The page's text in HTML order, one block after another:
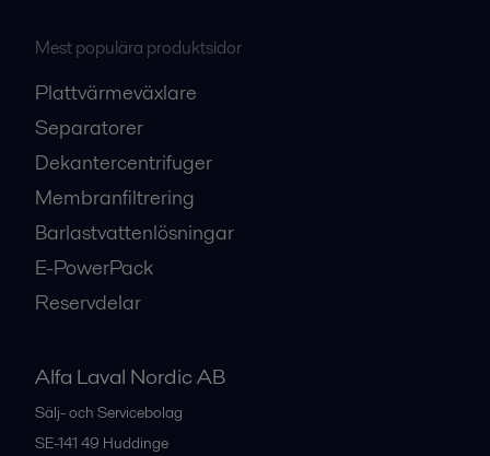
Mest populära produktsidor
Plattvärmeväxlare
Separatorer
Dekantercentrifuger
Membranfiltrering
Barlastvattenlösningar
E-PowerPack
Reservdelar
Alfa Laval Nordic AB
Sälj- och Servicebolag
SE-141 49 Huddinge